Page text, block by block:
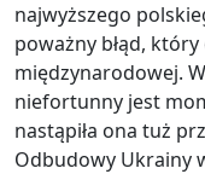
najwyższego
poważny błąd,
międzynarodowej.
niefortunny jest
nastąpiła ona tuż
Odbudowy Ukrainy